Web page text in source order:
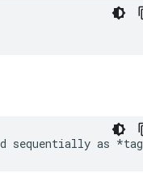
sequentially as *tag